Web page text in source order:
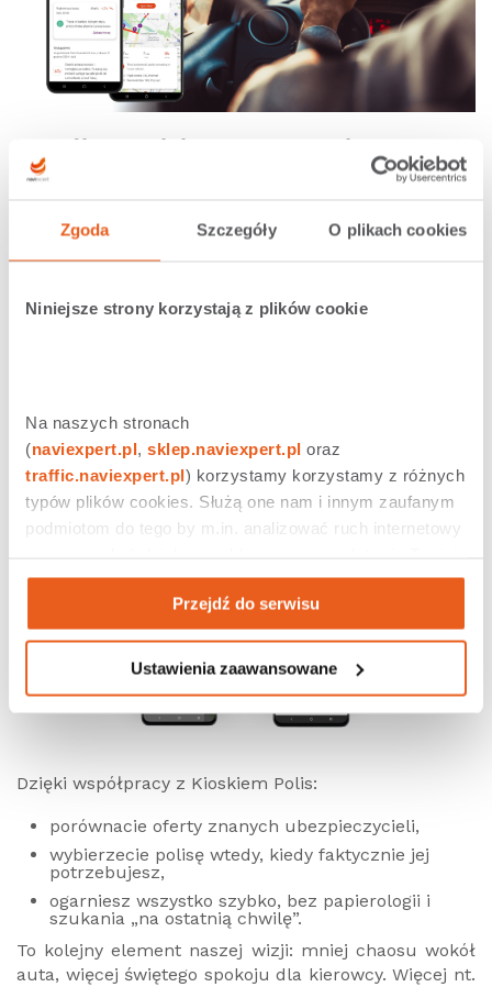
Zgoda Szczegóły O plikach cookies
Niniejsze strony korzystają z plików cookie
Na naszych stronach
(naviexpert.pl sklep.naviexpert.pl
traffic.naviexpert.pl) korzystamy korzystamy z różnych
typów plików cookies. Służą one nam i innym zaufanym
podmiotom do tego by m.in. analizować ruch internetowy
aktywności na naszych stronach internetowych. Więcej
informacji znajdziesz w naszej polityce prywatności
Przejdź do serwisu
Ustawienia zaawansowane
Wspólny projekt z LINK4 to nie
wszystko!
W ogólnie dostępnej wersjiNaviExpertana Androida
uruchomiliśmy zakładkę
Ubezpieczenia.
efekt współpracy z Kioskiem Polis.
Mój pojazd), ale pozwala szybko i wygodnie
ferii! Co ważne – w odróżnieniu od projektu
realizowanego we współpracy z LINK4 – aplikacja
nie bierze pod uwagę stylu jazdy kierowców
korzystających zNaviExpert.
Dzięki współpracy z Kioskiem Polis:
porównacie oferty znanych ubezpieczycieli,
wybierzecie polisę wtedy, kiedy faktycznie jej
potrzebujesz,
ogarniesz wszystko szybko, bez papierologii i
szukania „na ostatnią chwilę”.
To kolejny element naszej wizji: mniej chaosu wokół
auta, więcej świętego spokoju dla kierowcy. Więcej nt.